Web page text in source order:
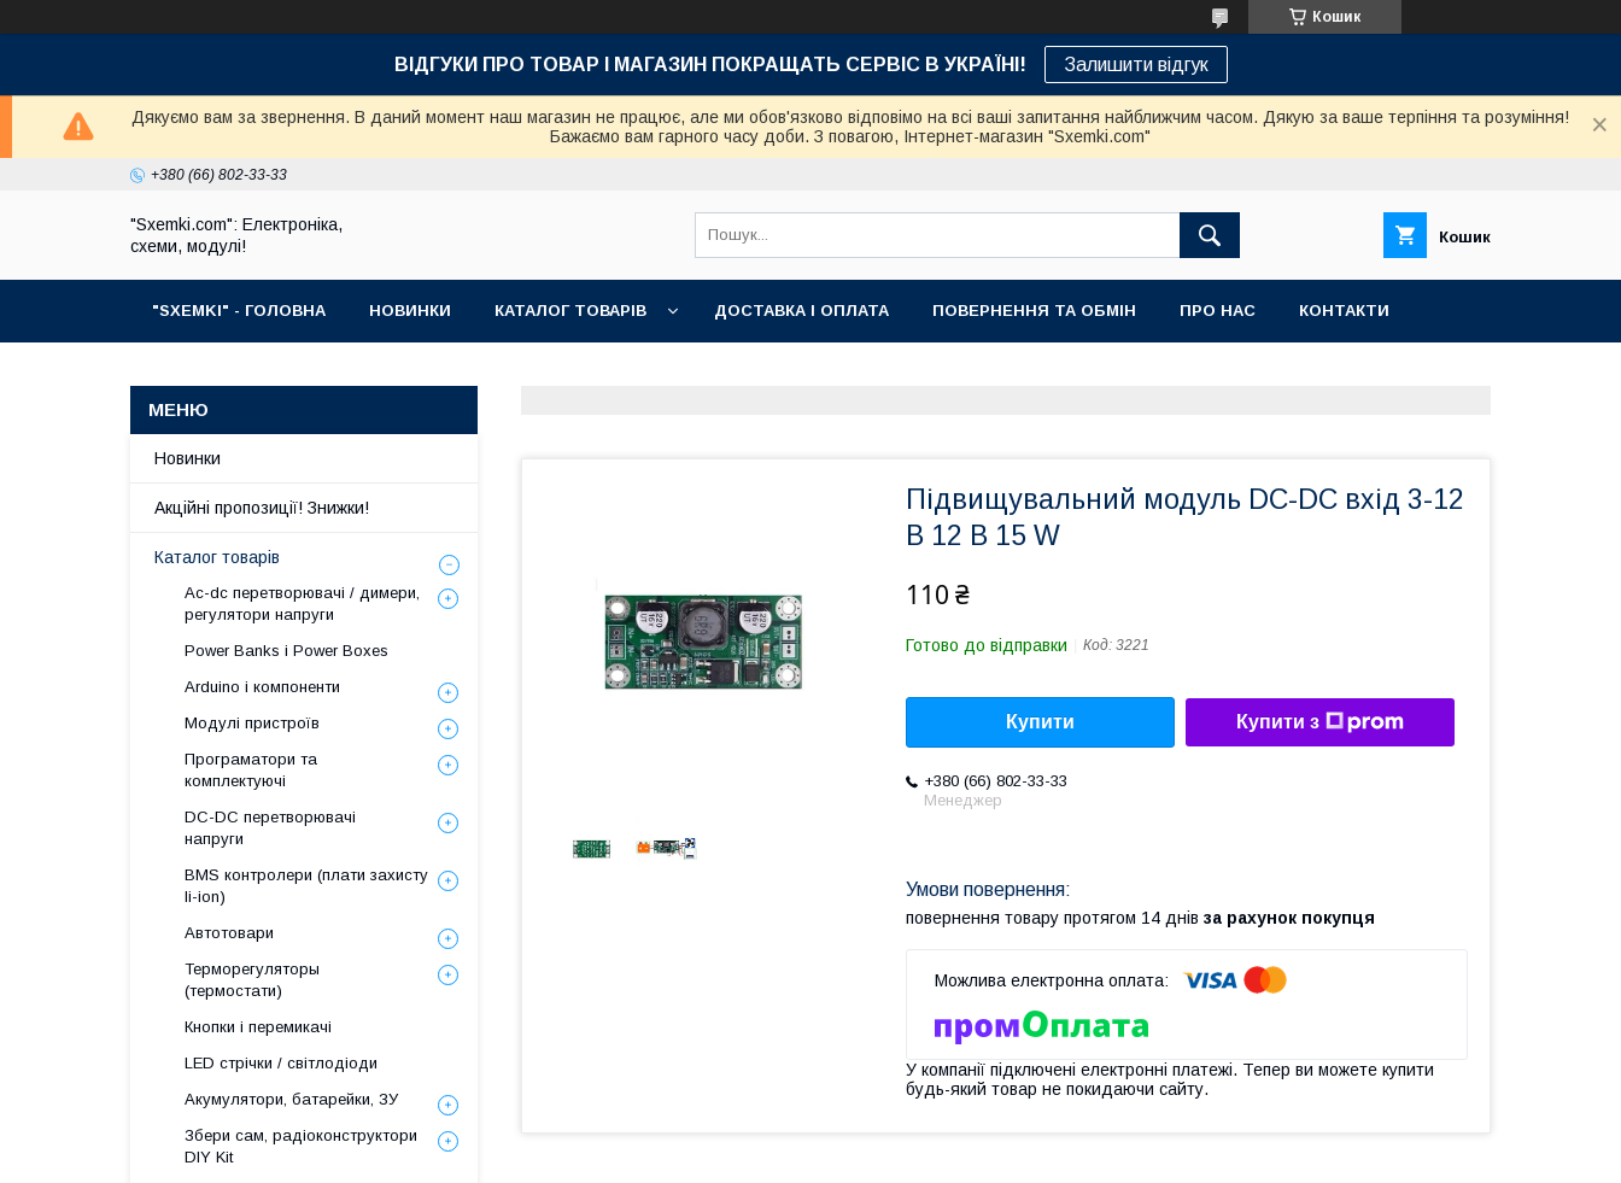
Кошик
ВІДГУКИ ПРО ТОВАР І МАГАЗИН ПОКРАЩАТЬ СЕРВІС В УКРАЇНІ! Залишити відгук
Дякуємо вам за звернення. В даний момент наш магазин не працює, але ми обов'язково відповімо на всі ваші запитання найближчим часом. Дякую за ваше терпіння та розуміння!
Бажаємо вам гарного часу доби. З повагою, Інтернет-магазин "Sxemki.com"
+380 (66) 802-33-33
"Sxemki.com": Електроніка,
схеми, модулі!
Кошик
"SXEMKI" - ГОЛОВНА НОВИНКИ КАТАЛОГ ТОВАРІВ ДОСТАВКА І ОПЛАТА ПОВЕРНЕННЯ ТА ОБМІН ПРО НАС КОНТАКТИ
Підвищувальний модуль DC-DC вхід 3-12
В 12 В 15 W
110 ₴
Готово до відправки Код: 3221
Купити Купити з
+380 (66) 802-33-33
Менеджер
повернення товару протягом 14 днів за рахунок покупця
У компанії підключені електронні платежі. Тепер ви можете купити
будь-який товар не покидаючи сайту.
Новинки
Акційні пропозиції! Знижки!
Каталог товарів
Ac-dc перетворювачі / димери,
регулятори напруги
Power Banks і Power Boxes
Arduino і компоненти
Модулі пристроїв
Програматори та
комплектуючі
DC-DC перетворювачі
напруги
BMS контролери (плати захисту
li-ion)
Автотовари
Терморегуляторы
(термостати)
Кнопки і перемикачі
LED стрічки / світлодіоди
Акумулятори, батарейки, ЗУ
Збери сам, радіоконструктори
DIY Kit